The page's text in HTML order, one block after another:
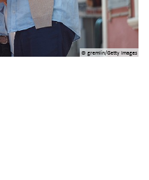
© gremlin/Getty Images